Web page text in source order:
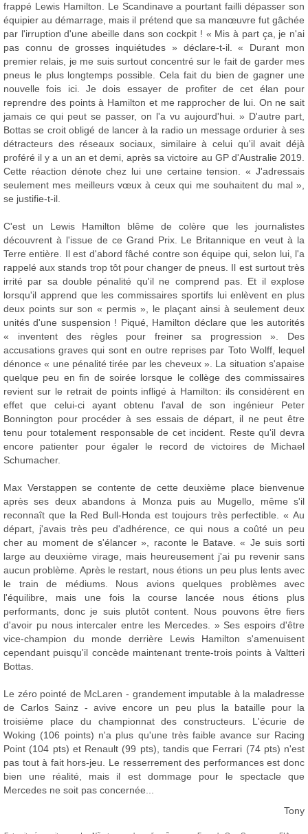
frappé Lewis Hamilton. Le Scandinave a pourtant failli dépasser son
équipier au démarrage, mais il prétend que sa manœuvre fut gâchée
par l'irruption d'une abeille dans son cockpit ! « Mis à part ça, je n'ai
pas connu de grosses inquiétudes » déclare-t-il. « Durant mon
premier relais, je me suis surtout concentré sur le fait de garder mes
pneus le plus longtemps possible. Cela fait du bien de gagner une
nouvelle fois ici. Je dois essayer de profiter de cet élan pour
reprendre des points à Hamilton et me rapprocher de lui. On ne sait
jamais ce qui peut se passer, on l'a vu aujourd'hui. » D'autre part,
Bottas se croit obligé de lancer à la radio un message ordurier à ses
détracteurs des réseaux sociaux, similaire à celui qu'il avait déjà
proféré il y a un an et demi, après sa victoire au GP d'Australie 2019.
Cette réaction dénote chez lui une certaine tension. « J'adressais
seulement mes meilleurs vœux à ceux qui me souhaitent du mal »,
se justifie-t-il.
C'est un Lewis Hamilton blême de colère que les journalistes
découvrent à l'issue de ce Grand Prix. Le Britannique en veut à la
Terre entière. Il est d'abord fâché contre son équipe qui, selon lui, l'a
rappelé aux stands trop tôt pour changer de pneus. Il est surtout très
irrité par sa double pénalité qu'il ne comprend pas. Et il explose
lorsqu'il apprend que les commissaires sportifs lui enlèvent en plus
deux points sur son « permis », le plaçant ainsi à seulement deux
unités d'une suspension ! Piqué, Hamilton déclare que les autorités
« inventent des règles pour freiner sa progression ». Des
accusations graves qui sont en outre reprises par Toto Wolff, lequel
dénonce « une pénalité tirée par les cheveux ». La situation s'apaise
quelque peu en fin de soirée lorsque le collège des commissaires
revient sur le retrait de points infligé à Hamilton: ils considèrent en
effet que celui-ci ayant obtenu l'aval de son ingénieur Peter
Bonnington pour procéder à ses essais de départ, il ne peut être
tenu pour totalement responsable de cet incident. Reste qu'il devra
encore patienter pour égaler le record de victoires de Michael
Schumacher.
Max Verstappen se contente de cette deuxième place bienvenue
après ses deux abandons à Monza puis au Mugello, même s'il
reconnaît que la Red Bull-Honda est toujours très perfectible. « Au
départ, j'avais très peu d'adhérence, ce qui nous a coûté un peu
cher au moment de s'élancer », raconte le Batave. « Je suis sorti
large au deuxième virage, mais heureusement j'ai pu revenir sans
aucun problème. Après le restart, nous étions un peu plus lents avec
le train de médiums. Nous avions quelques problèmes avec
l'équilibre, mais une fois la course lancée nous étions plus
performants, donc je suis plutôt content. Nous pouvons être fiers
d'avoir pu nous intercaler entre les Mercedes. » Ses espoirs d'être
vice-champion du monde derrière Lewis Hamilton s'amenuisent
cependant puisqu'il concède maintenant trente-trois points à Valtteri
Bottas.
Le zéro pointé de McLaren - grandement imputable à la maladresse
de Carlos Sainz - avive encore un peu plus la bataille pour la
troisième place du championnat des constructeurs. L'écurie de
Woking (106 points) n'a plus qu'une très faible avance sur Racing
Point (104 pts) et Renault (99 pts), tandis que Ferrari (74 pts) n'est
pas tout à fait hors-jeu. Le resserrement des performances est donc
bien une réalité, mais il est dommage pour le spectacle que
Mercedes ne soit pas concernée...
Tony